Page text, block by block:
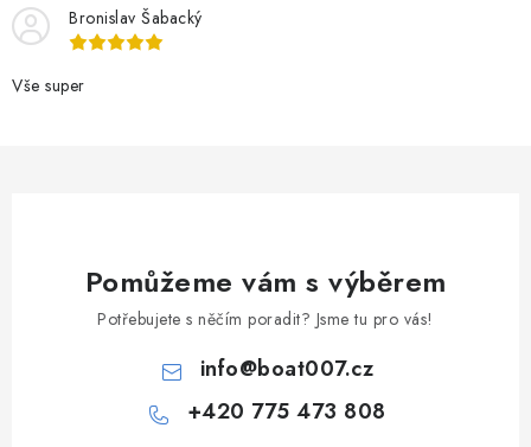
v
ý
p
Bronislav Šabacký
Vše super
Pomůžeme vám s výběrem
Potřebujete s něčím poradit? Jsme tu pro vás!
info@boat007.cz
+420 775 473 808